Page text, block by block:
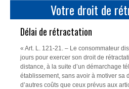
Votre droit de
Délai de rétractation
« Art. L. 121-21. – Le consommateur
jours pour exercer son droit de
distance, à la suite d’un démarchage
établissement, sans avoir à motiver sa
d’autres coûts que ceux prévus aux